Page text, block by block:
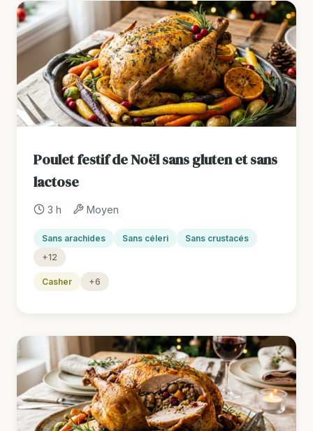
Poulet festif de Noël sans gluten et sans
lactose
3 h Moyen
Sans arachides Sans céleri
Sans crustacés
+12
Casher +6